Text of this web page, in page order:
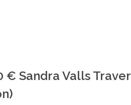
€ Sandra Valls Traver